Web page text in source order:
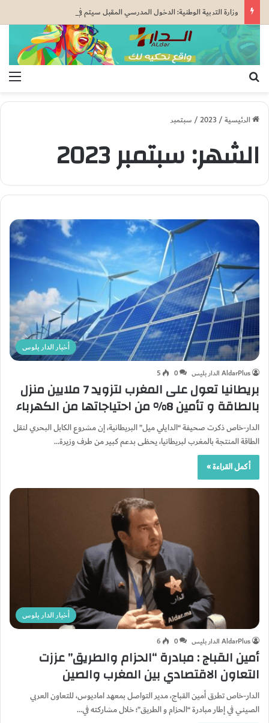
الرئيسية/
2023
/سبتمبر
الشهر:سبتمبر 2023
أخبار الدار بلوس
AldarPlus الدار بليس 0
5
بريطانيا تعول على المغرب لتزويد 7 ملايين منزل
بالطاقة و تأمين 8% من احتياجاتها من الكهرباء
الدار-خاص ذكرت صحيفة “الدايلي ميل” البريطانية، إن مشروع الكابل البحري لنقل
الطاقة المنتجة بالمغرب لبريطانيا، يحظى بدعم كبير من طرف وزيرة…
أكمل القراءة »
أخبار الدار بلوس
AldarPlus الدار بليس 0
6
أمين القباج : مبادرة “الحزام والطريق” عززت
التعاون الاقتصادي بين المغرب والصين
الدار-خاص تطرق أمين القباج، مدير التواصل بمعهد اماديوس، للتعاون العربي
الصيني في إطار مبادرة “الحزام و الطريق”؛ خلال مشاركته في…